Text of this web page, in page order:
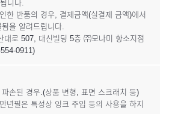
니다.
한 반품의 경우, 결제금액(실결제 금액)에서
을 알려드립니다.
대로 507, 대신빌딩 5층 ㈜모나미 항소지점
0911)
손된 경우.(상품 변형, 표면 스크래치 등)
년필은 특성상 잉크 주입 등의 사용을 하지